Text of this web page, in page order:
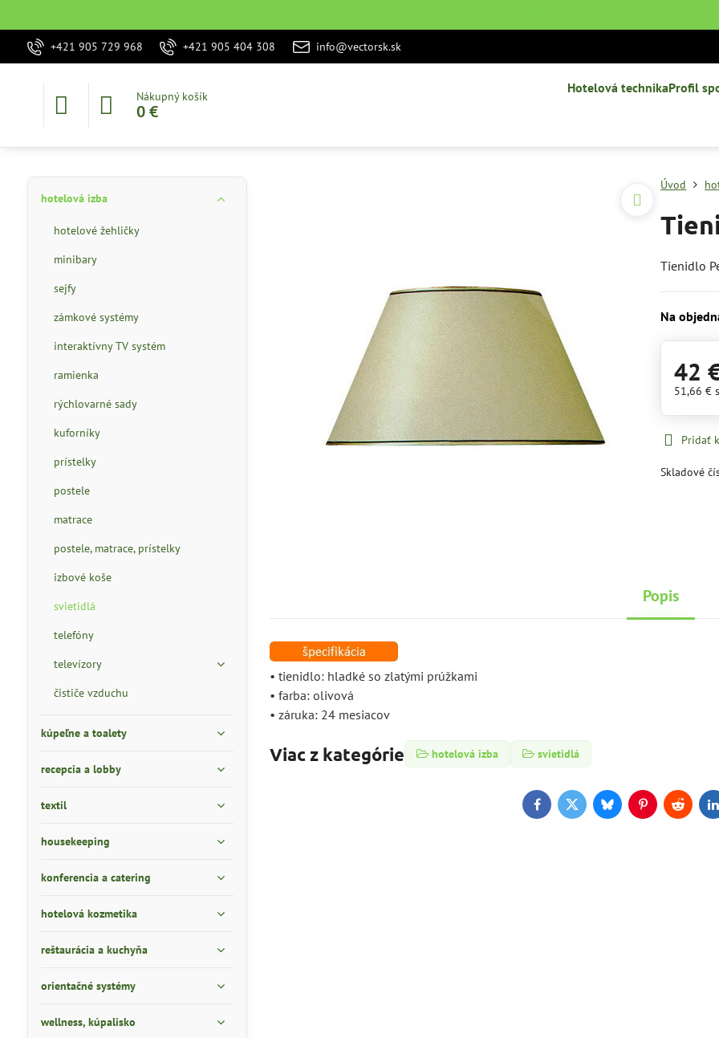
˙
+421 905 729 968 +421 905 404 308 info@vectorsk.sk
Nákupný košík
0 €
Hotelová technikaProfil
Úvod
Tienidlo
Na
42
51,66 €
Pridať
Skladové
Popis
• tienidlo: hladké so zlatými prúžkami
• farba: olivová
• záruka: 24 mesiacov
Viac z kategórie hotelová izba svietidlá
FacebookTwitterBlueskyPinterestReddit
hotelová izba
hotelové žehličky
minibary
sejfy
zámkové systémy
interaktívny TV systém
ramienka
rýchlovarné sady
kuforníky
prístelky
postele
matrace
postele, matrace, prístelky
izbové koše
svietidlá
telefóny
televízory
čističe vzduchu
kúpeľne a toalety
recepcia a lobby
textil
housekeeping
konferencia a catering
hotelová kozmetika
reštaurácia a kuchyňa
orientačné systémy
wellness, kúpalisko